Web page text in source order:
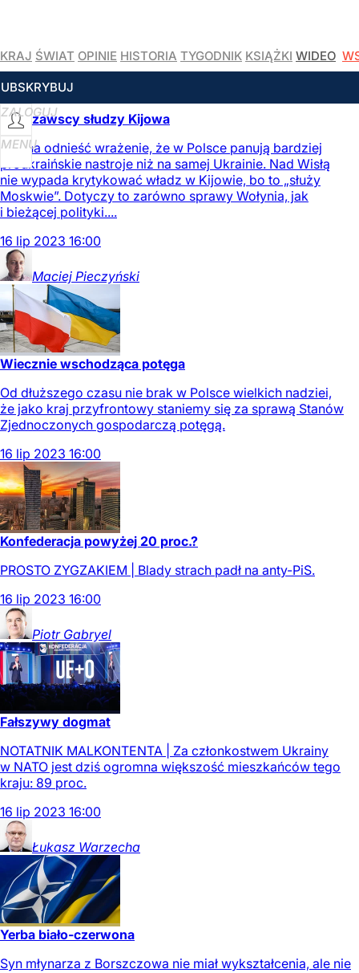
KRAJ ŚWIAT OPINIE HISTORIA TYGODNIK KSIĄŻKI WIDEO
ZALOGUJ
MENU
CZYTAJ WIĘCEJ
Warszawscy słudzy Kijowa
Można odnieść wrażenie, że w Polsce panują bardziej
proukraińskie nastroje niż na samej Ukrainie. Nad Wisłą
nie wypada krytykować władz w Kijowie, bo to „służy
Moskwie”. Dotyczy to zarówno sprawy Wołynia, jak
i bieżącej polityki....
16 lip 2023 16:00
Maciej Pieczyński
Wiecznie wschodząca potęga
Od dłuższego czasu nie brak w Polsce wielkich nadziei,
że jako kraj przyfrontowy staniemy się za sprawą Stanów
Zjednoczonych gospodarczą potęgą.
16 lip 2023 16:00
Konfederacja powyżej 20 proc.?
PROSTO ZYGZAKIEM | Blady strach padł na anty-PiS.
16 lip 2023 16:00
Piotr Gabryel
Fałszywy dogmat
NOTATNIK MALKONTENTA | Za członkostwem Ukrainy
w NATO jest dziś ogromna większość mieszkańców tego
kraju: 89 proc.
16 lip 2023 16:00
Łukasz Warzecha
Yerba biało-czerwona
Syn młynarza z Borszczowa nie miał wykształcenia, ale nie